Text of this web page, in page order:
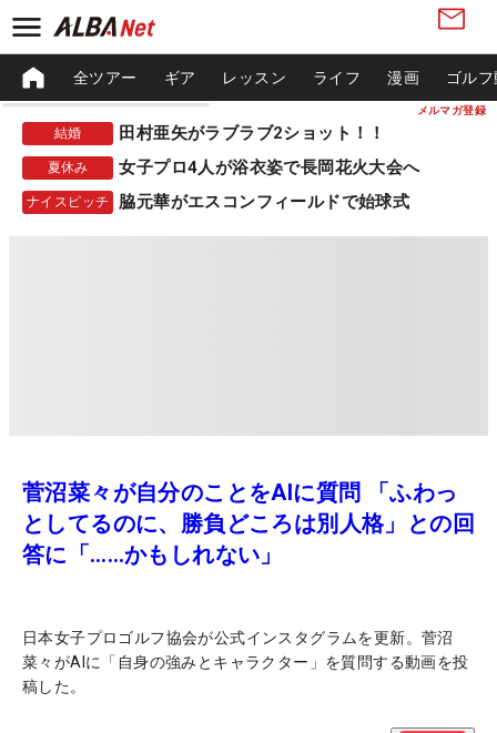
メルマガ登録
全ツアー ギア レッスン ライフ 漫画 ゴル
結婚 田村亜矢がラブラブ2ショット！！
夏休み 女子プロ4人が浴衣姿で長岡花火大会へ
ナイスピッチ 脇元華がエスコンフィールドで始球式
菅沼菜々が自分のことをAIに質問 「ふわっ
としてるのに、勝負どころは別人格」との回
答に「……かもしれない」
日本女子プロゴルフ協会が公式インスタグラムを更新。菅沼
菜々がAIに「自身の強みとキャラクター」を質問する動画を投
稿した。